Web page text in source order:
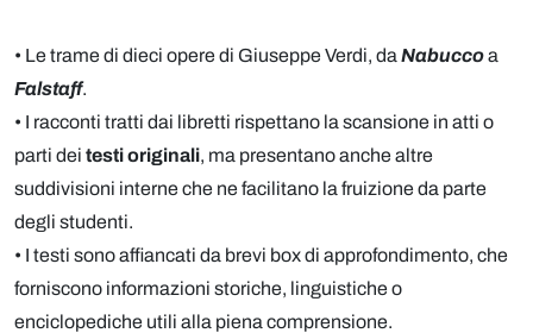
• Le trame di dieci opere di Giuseppe Verdi, da Nabuccoa
Falstaff.
• I racconti tratti dai libretti rispettano la scansione in atti o
parti dei testi originali, ma presentano anche altre
suddivisioni interne che ne facilitano la fruizione da parte
degli studenti.
• I testi sono affiancati da brevi box di approfondimento, che
forniscono informazioni storiche, linguistiche o
enciclopediche utili alla piena comprensione.